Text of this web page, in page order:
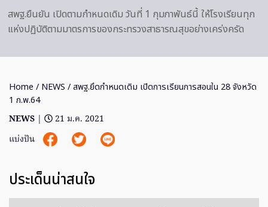
สพฐ.ยืนยัน เปิดตามกำหนดเดิม วันที่ 1 กุมภาพันธ์นี้ ให้โรงเรียนทุก
แห่งปฏิบัติตามมาตรการของกระทรวงสาธารณสุขอย่างเคร่งครัด
Home / NEWS / สพฐ.ยึดกำหนดเดิม เปิดการเรียนการสอนใน 28 จังหวัด
1 ก.พ.64
NEWS |
21 ม.ค. 2021
แบ่งปัน
ประเด็นน่าสนใจ